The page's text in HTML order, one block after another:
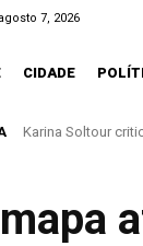
7, 2026
CIDADE
Entenda o que